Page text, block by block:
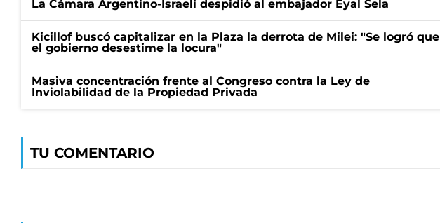
La Cámara Argentino-Israelí despidió al embajador Eyal Sela
Kicillof buscó capitalizar en la Plaza la derrota de Milei: "Se logró que
el gobierno desestime la locura"
Masiva concentración frente al Congreso contra la Ley de
Inviolabilidad de la Propiedad Privada
TU COMENTARIO